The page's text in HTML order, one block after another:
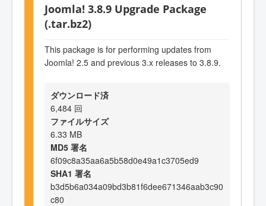
Joomla! 3.8.9 Upgrade Package
(.tar.bz2)
This package is for performing updates from
Joomla! 2.5 and previous 3.x releases to 3.8.9.
ダウンロード済
6,484 回
ファイルサイズ
6.33 MB
MD5 署名
6f09c8a35aa6a5b58d0e49a1c3705ed9
SHA1 署名
b3d5b6a034a09bd3b81f6dee671346aab3c90
c80